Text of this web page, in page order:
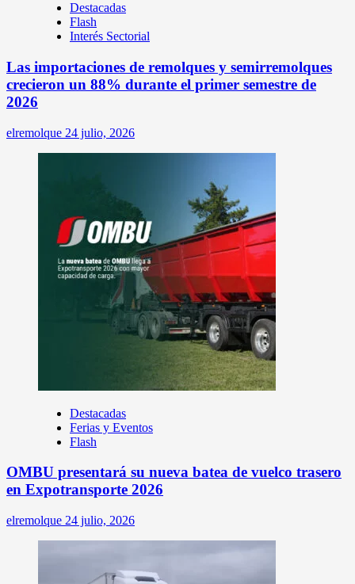
Destacadas
Flash
Interés Sectorial
Las importaciones de remolques y semirremolques
crecieron un 88% durante el primer semestre de
2026
elremolque 24 julio, 2026
Destacadas
Ferias y Eventos
Flash
OMBU presentará su nueva batea de vuelco trasero
en Expotransporte 2026
elremolque 24 julio, 2026